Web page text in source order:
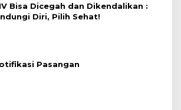
Bisa Dicegah dan Dikendalikan :
Diri, Pilih Sehat!
Pasangan